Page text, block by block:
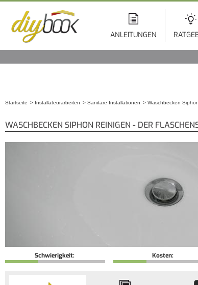
ANLEITUNGEN
Startseite Installateurarbeiten Sanitäre Installationen Waschbecken
WASCHBECKEN SIPHON REINIGEN - DER
Schwierigkeit: Kosten: